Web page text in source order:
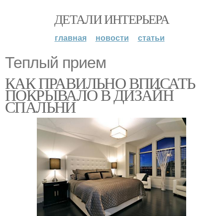
ДЕТАЛИ ИНТЕРЬЕРА
главная новости статьи
Теплый прием
КАК ПРАВИЛЬНО ВПИСАТЬ
ПОКРЫВАЛО В ДИЗАЙН
СПАЛЬНИ